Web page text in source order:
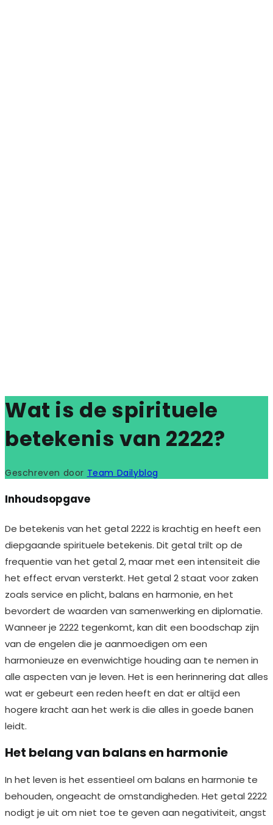
Wat is de spirituele
betekenis van 2222?
Geschreven door Team Dailyblog
Inhoudsopgave
De betekenis van het getal 2222 is krachtig en heeft een
diepgaande spirituele betekenis. Dit getal trilt op de
frequentie van het getal 2, maar met een intensiteit die
het effect ervan versterkt. Het getal 2 staat voor zaken
zoals service en plicht, balans en harmonie, en het
bevordert de waarden van samenwerking en diplomatie.
Wanneer je 2222 tegenkomt, kan dit een boodschap zijn
van de engelen die je aanmoedigen om een
harmonieuze en evenwichtige houding aan te nemen in
alle aspecten van je leven. Het is een herinnering dat alles
wat er gebeurt een reden heeft en dat er altijd een
hogere kracht aan het werk is die alles in goede banen
leidt.
Het belang van balans en harmonie
In het leven is het essentieel om balans en harmonie te
behouden, ongeacht de omstandigheden. Het getal 2222
nodigt je uit om niet toe te geven aan negativiteit, angst